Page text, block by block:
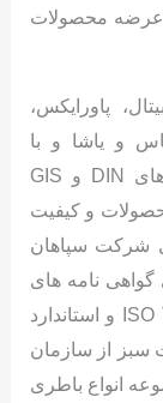
در حال عرضه محصولات
پاورایکس،
و یاشا و با
پوشش امپراژ 50 تا 210، تحت استاندرد های DIN و GIS
و کیفیت
شرکت سپاهان
نامه های
بین المللی ISO 18000 و ISO 14000 و ISO TS و استاندارد
سبز از سازمان
انواع باطری